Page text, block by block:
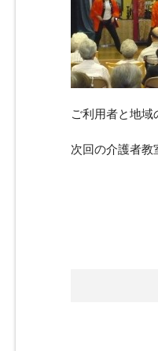
ご利用者と地
次回の介護者教